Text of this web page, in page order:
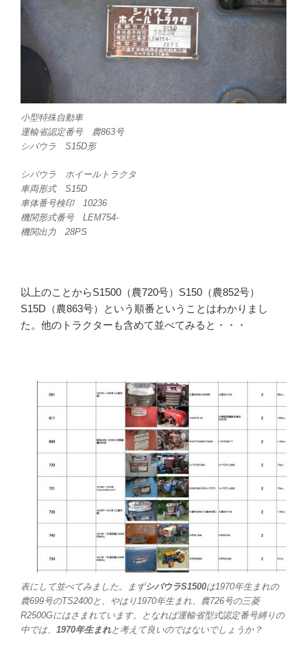
小型特殊自動車
運輸省認定番号 農863号
シバウラ S15D形
シバウラ ホイールトラクタ
車両形式 S15D
車体番号検印 10236
機関形式番号 LEM754-
機関出力 28PS
以上のことからS1500（農720号）S150（農852号）
S15D（農863号）という順番ということはわかりまし
た。他のトラクターも含めて並べてみると・・・
表にして並べてみました。まずシバウラS1500は1970年生まれの
農699号のTS2400と、やはり1970年生まれ、農726号の三菱
R2500Gにはさまれています。となれば運輸省型式認定番号縛りの
中では、 1970年生まれと考えて良いのではないでしょうか？